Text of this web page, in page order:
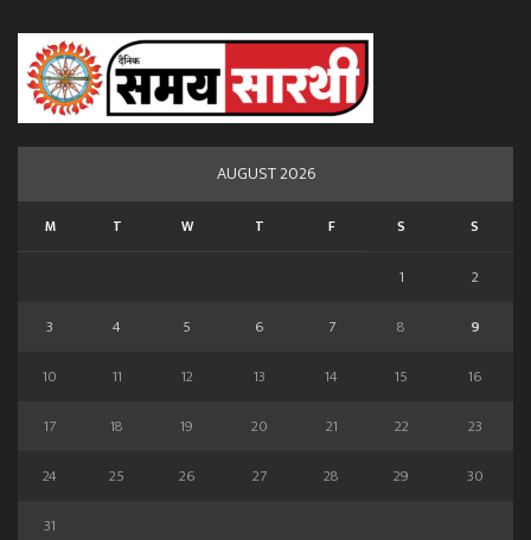
AUGUST 2026
M T W T F S S
1
2
3
4 5 6 7 8
9
10
11 12 13 14 15
16
17
18 19 20 21 22
23
24
25 26 27 28 29
30
31